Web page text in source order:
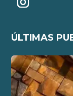
ÚLTIMAS